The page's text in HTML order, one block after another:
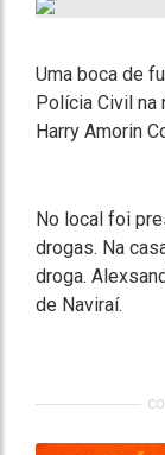
Uma boca de
Polícia Civil na
Harry Amorin
No local foi
drogas. Na
droga.
de Naviraí.